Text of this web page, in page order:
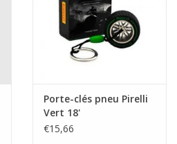
Porte-clés pneu Pirelli
Vert 18'
€15,66